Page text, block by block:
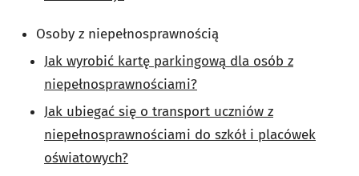
Osoby z niepełnosprawnością
Jak wyrobić kartę parkingową dla osób z
niepełnosprawnościami?
Jak ubiegać się o transport uczniów z
niepełnosprawnościami do szkół i placówek
oświatowych?